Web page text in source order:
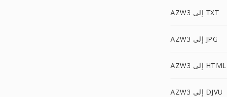
AZW3 إلى TXT
AZW3 إلى JPG
AZW3 إلى HTML
AZW3 إلى DJVU